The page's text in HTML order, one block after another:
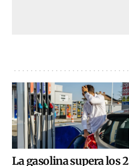
La gasolina supera los 2